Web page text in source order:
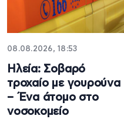
08.08.2026, 18:53
Ηλεία: Σοβαρό
τροχαίο με γουρούνα
– Ένα άτομο στο
νοσοκομείο